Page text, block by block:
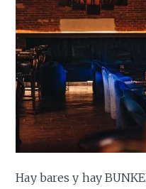
Hay bares y hay